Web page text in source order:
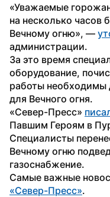
«Уважаемые
на несколько часов
Вечному огню», —
администрации.
За это время
оборудование,
работы необходимы
для Вечного огня.
«Север-Пресс»
Павшим Героям в
Специалисты
Вечному огню
газоснабжение.
«Север-Пресс».